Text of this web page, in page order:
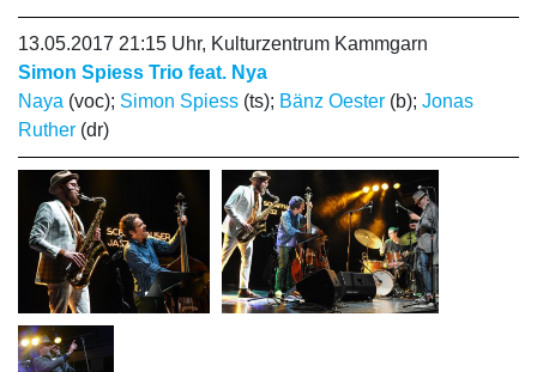
13.05.2017 21:15 Uhr, Kulturzentrum Kammgarn
Simon Spiess Trio feat. Nya
Naya (voc); Simon Spiess (ts); Bänz Oester (b); Jonas
Ruther (dr)